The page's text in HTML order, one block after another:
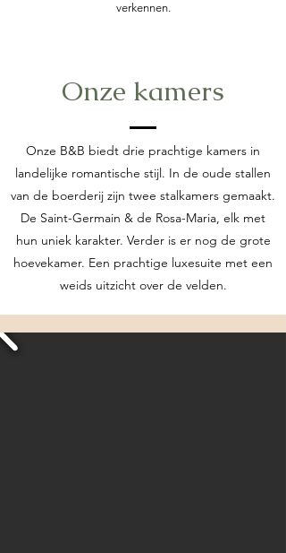
verkennen.
Onze kamers
Onze B&B biedt drie prachtige kamers in
landelijke romantische stijl. In de oude stallen
van de boerderij zijn twee stalkamers gemaakt.
De Saint-Germain & de Rosa-Maria, elk met
hun uniek karakter. Verder is er nog de grote
hoevekamer. Een prachtige luxesuite met een
weids uitzicht over de velden.